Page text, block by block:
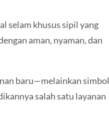
selam khusus sipil yang
aman, nyaman, dan
baru—melainkan simbol
salah satu layanan